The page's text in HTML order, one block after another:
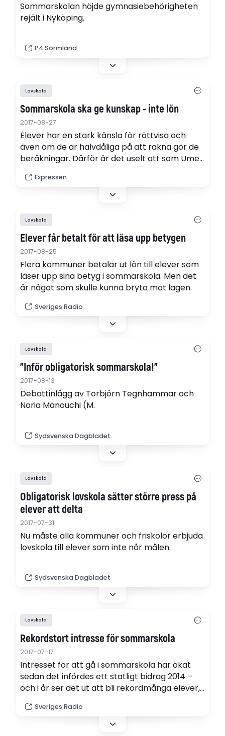
Sommarskolan höjde gymnasiebehörigheten
rejält i Nyköping.
P4 Sörmland
Lovskola
Sommarskola ska ge kunskap - inte lön
2017-08-27
Elever har en stark känsla för rättvisa och
även om de är halvdåliga på att räkna gör de
beräkningar. Därför är det uselt att som Umeå
Expressen
Lovskola
Elever får betalt för att läsa upp betygen
2017-08-25
Flera kommuner betalar ut lön till elever som
läser upp sina betyg i sommarskola. Men det
är något som skulle kunna bryta mot lagen.
Sveriges Radio
Lovskola
"Inför obligatorisk sommarskola!"
2017-08-13
Debattinlägg av Torbjörn Tegnhammar och
Noria Manouchi (M.
Sydsvenska Dagbladet
Lovskola
Obligatorisk lovskola sätter större press på
elever att delta
2017-07-31
Nu måste alla kommuner och friskolor erbjuda
lovskola till elever som inte når målen.
Sydsvenska Dagbladet
Lovskola
Rekordstort intresse för sommarskola
2017-07-17
Intresset för att gå i sommarskola har ökat
sedan det infördes ett statligt bidrag 2014 –
och i år ser det ut att bli rekordmånga elever,
Sveriges Radio